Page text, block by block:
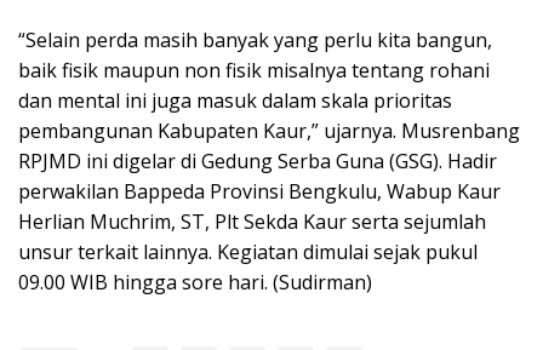
“Selain perda masih banyak yang perlu kita bangun,
baik fisik maupun non fisik misalnya tentang rohani
dan mental ini juga masuk dalam skala prioritas
pembangunan Kabupaten Kaur,” ujarnya. Musrenbang
RPJMD ini digelar di Gedung Serba Guna (GSG). Hadir
perwakilan Bappeda Provinsi Bengkulu, Wabup Kaur
Herlian Muchrim, ST, Plt Sekda Kaur serta sejumlah
unsur terkait lainnya. Kegiatan dimulai sejak pukul
09.00 WIB hingga sore hari. (Sudirman)